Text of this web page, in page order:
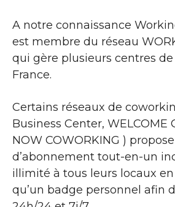
A notre connaissance
est membre du réseau
qui gère plusieurs centres
France.
Certains réseaux de
Business Center, WELCOME
NOW COWORKING )
d’abonnement tout-en-un
illimité à tous leurs locaux en
qu’un badge personnel afin